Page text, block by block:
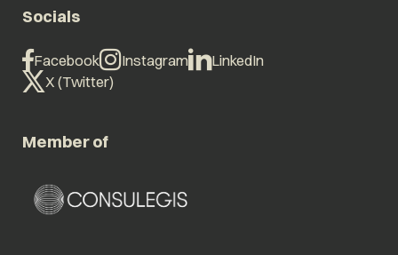
Socials
Facebook Instagram
LinkedIn
X (Twitter)
Member of